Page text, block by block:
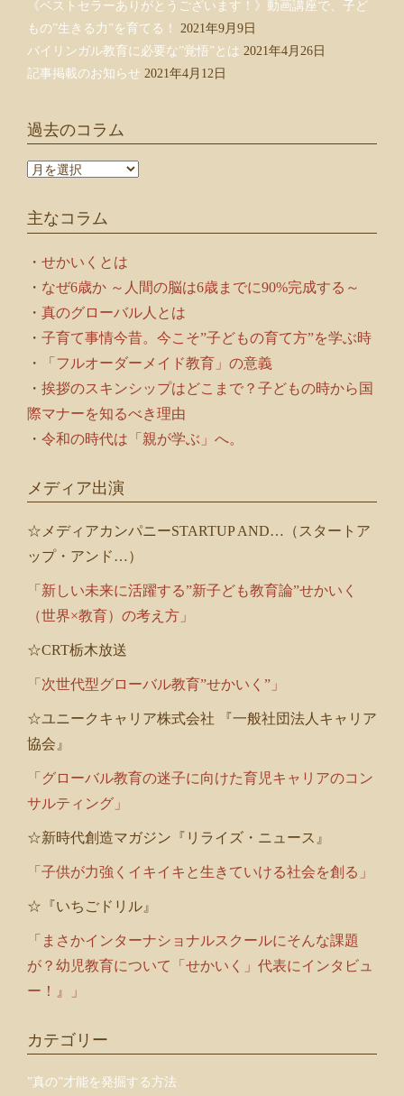
《ベストセラーありがとうございます！》動画講座で、子ど
もの”生きる力”を育てる！
2021年9月9日
バイリンガル教育に必要な”覚悟”とは 2021年4月26日
記事掲載のお知らせ 2021年4月12日
過去のコラム
過
コ
ム
主なコラム
・ せかいくとは
・ なぜ6歳か ～人間の脳は6歳までに90%完成する～
・ 真のグローバル人とは
・ 子育て事情今昔。今こそ”子どもの育て方”を学ぶ時
・
「フルオーダーメイド教育」の意義
・ 挨拶のスキンシップはどこまで？子どもの時から国
際マナーを知るべき理由
・ 令和の時代は「親が学ぶ」へ。
メディア出演
☆メディアカンパニーSTARTUP AND…（スタートア
ップ・アンド…）
「新しい未来に活躍する”新子ども教育論”せかいく
（世界×教育）の考え方」
☆CRT栃木放送
「次世代型グローバル教育”せかいく”」
☆ユニークキャリア株式会社 『一般社団法人キャリア
協会』
「グローバル教育の迷子に向けた育児キャリアのコン
サルティング」
☆新時代創造マガジン『リライズ・ニュース』
「子供が力強くイキイキと生きていける社会を創る」
☆『いちごドリル』
「まさかインターナショナルスクールにそんな課題
が？幼児教育について「せかいく」代表にインタビュ
ー！』」
カテゴリー
”真の”才能を発掘する方法